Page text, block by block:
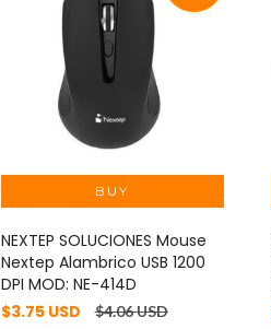
NEXTEP SOLUCIONES Mouse
Nextep Alambrico USB 1200
DPI MOD: NE-414D
$3.75 USD
$4.06 USD